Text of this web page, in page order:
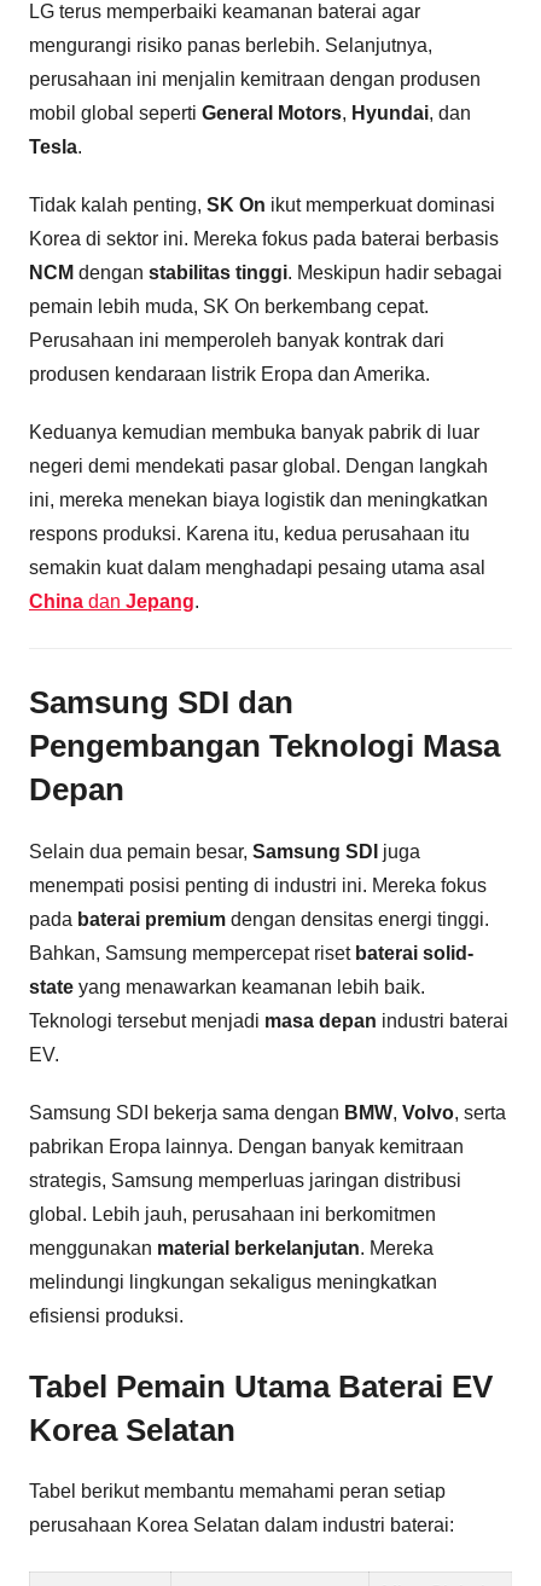
LG terus memperbaiki keamanan baterai agar
mengurangi risiko panas berlebih. Selanjutnya,
perusahaan ini menjalin kemitraan dengan produsen
mobil global seperti General Motors, Hyundai, dan
Tesla.
Tidak kalah penting, SK On ikut memperkuat dominasi
Korea di sektor ini. Mereka fokus pada baterai berbasis
NCM dengan stabilitas tinggi. Meskipun hadir sebagai
pemain lebih muda, SK On berkembang cepat.
Perusahaan ini memperoleh banyak kontrak dari
produsen kendaraan listrik Eropa dan Amerika.
Keduanya kemudian membuka banyak pabrik di luar
negeri demi mendekati pasar global. Dengan langkah
ini, mereka menekan biaya logistik dan meningkatkan
respons produksi. Karena itu, kedua perusahaan itu
semakin kuat dalam menghadapi pesaing utama asal
China dan Jepang.
Samsung SDI dan
Pengembangan Teknologi Masa
Depan
Selain dua pemain besar, Samsung SDI juga
menempati posisi penting di industri ini. Mereka fokus
pada baterai premium dengan densitas energi tinggi.
Bahkan, Samsung mempercepat riset baterai solid-
state yang menawarkan keamanan lebih baik.
Teknologi tersebut menjadi masa depan industri baterai
EV.
Samsung SDI bekerja sama dengan BMW, Volvo, serta
pabrikan Eropa lainnya. Dengan banyak kemitraan
strategis, Samsung memperluas jaringan distribusi
global. Lebih jauh, perusahaan ini berkomitmen
menggunakan material berkelanjutan. Mereka
melindungi lingkungan sekaligus meningkatkan
efisiensi produksi.
Tabel Pemain Utama Baterai EV
Korea Selatan
Tabel berikut membantu memahami peran setiap
perusahaan Korea Selatan dalam industri baterai: